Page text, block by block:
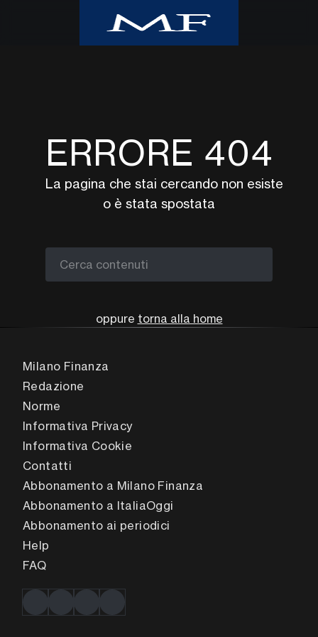
Milano Finanza
Eventi
UpTv
Video corsi
ERRORE 404
La pagina che stai cercando non esiste
o è stata spostata
Cerca contenuti
oppure torna alla home
Milano Finanza
Redazione
Norme
Informativa Privacy
Informativa Cookie
Contatti
Abbonamento a Milano Finanza
Abbonamento a ItaliaOggi
Abbonamento ai periodici
Help
FAQ